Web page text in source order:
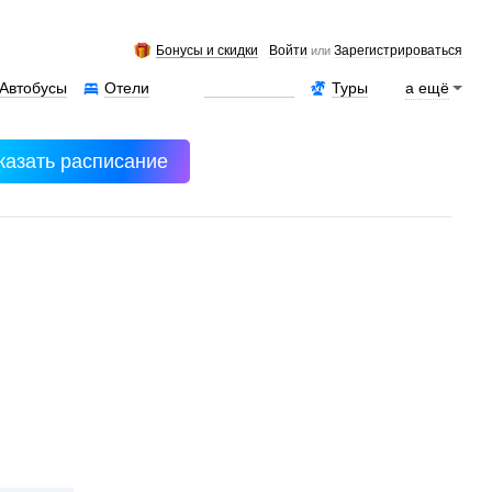
Бонусы и скидки Войти илиЗарегистрироваться
а ещё
Туры
Отели
Автобусы
расписание